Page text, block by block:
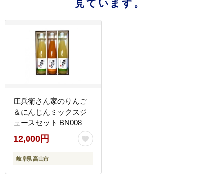
見ています。
庄兵衛さん家のりんご
＆にんじんミックスジ
ュースセット BN008
12,000円
岐阜県 高山市